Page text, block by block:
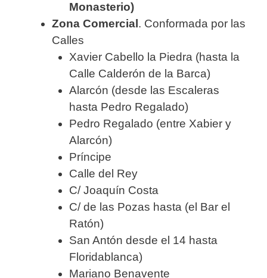
Monasterio)
Zona Comercial . Conformada por las
Calles
Xavier Cabello la Piedra (hasta la
Calle Calderón de la Barca)
Alarcón (desde las Escaleras
hasta Pedro Regalado)
Pedro Regalado (entre Xabier y
Alarcón)
Príncipe
Calle del Rey
C/ Joaquín Costa
C/ de las Pozas hasta (el Bar el
Ratón)
San Antón desde el 14 hasta
Floridablanca)
Mariano Benavente